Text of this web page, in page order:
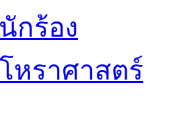
กร้อง
หราศาสตร์